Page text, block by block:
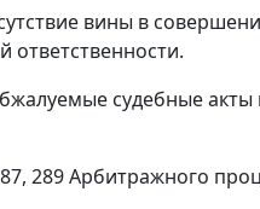
вины в
ответственности.
судебные
, 289Арбитражного